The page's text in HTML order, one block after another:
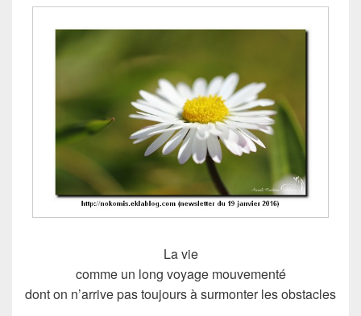
La vie
comme un long voyage mouvementé
dont on n’arrive pas toujours à surmonter les obstacles